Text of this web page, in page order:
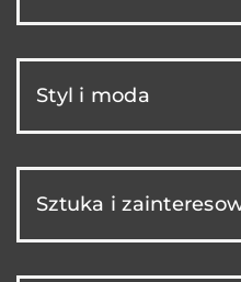
Styl i moda
Sztuka i